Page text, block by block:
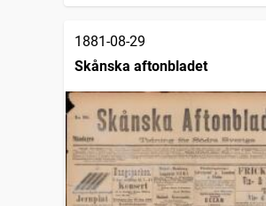
1881-08-29
Skånska aftonbladet